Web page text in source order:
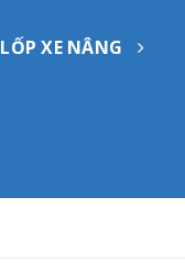
LỐP XE NÂNG